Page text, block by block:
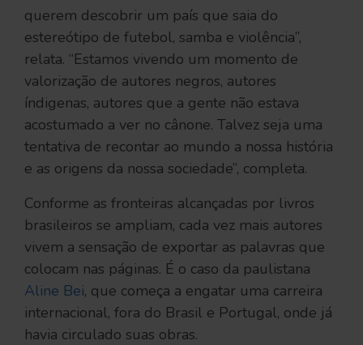
querem descobrir um país que saia do
estereótipo de futebol, samba e violência”,
relata. “Estamos vivendo um momento de
valorização de autores negros, autores
índigenas, autores que a gente não estava
acostumado a ver no cânone. Talvez seja uma
tentativa de recontar ao mundo a nossa história
e as origens da nossa sociedade”, completa.
Conforme as fronteiras alcançadas por livros
brasileiros se ampliam, cada vez mais autores
vivem a sensação de exportar as palavras que
colocam nas páginas. É o caso da paulistana
Aline Bei, que começa a engatar uma carreira
internacional, fora do Brasil e Portugal, onde já
havia circulado suas obras.